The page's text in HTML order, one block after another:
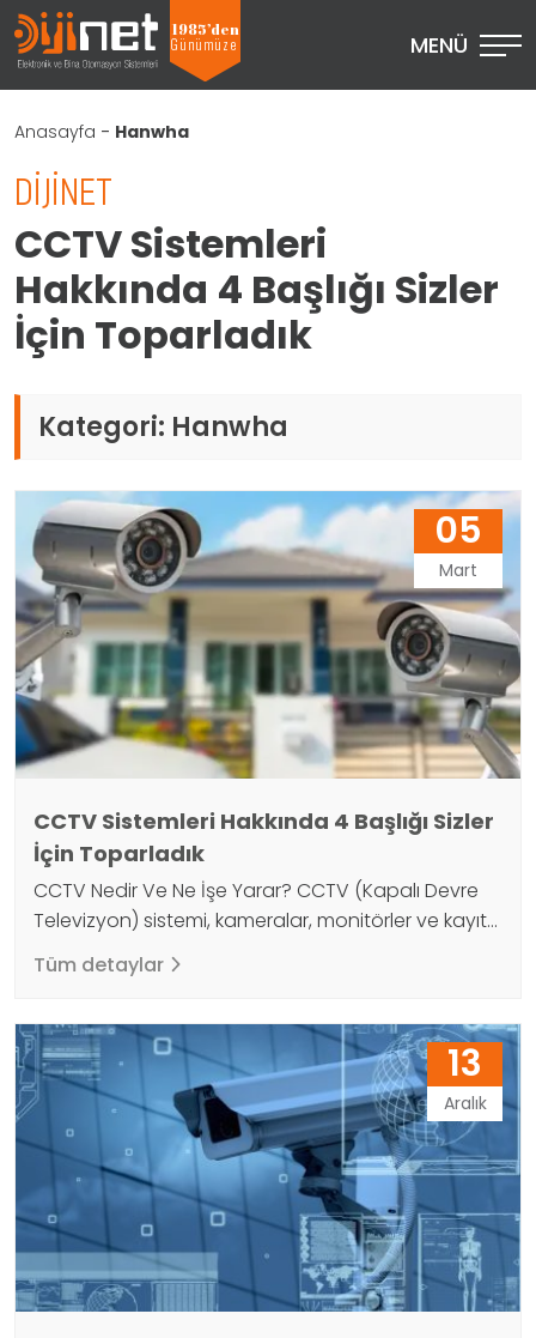
1985’den
Günümüze
MENÜ
Anasayfa - Hanwha
DIJINET
CCTV Sistemleri
Hakkında 4 Başlığı Sizler
İçin Toparladık
Kategori: Hanwha
05
Mart
CCTV Sistemleri Hakkında 4 Başlığı Sizler
İçin Toparladık
CCTV Nedir Ve Ne İşe Yarar? CCTV (Kapalı Devre
Televizyon) sistemi, kameralar, monitörler ve kayıt
cihazları gibi bir dizi teknolojik bileşenlerin
birleşmesiyle oluşan bir gözetim sistemidir. CCTV
ve kaydedilen görüntüleri daha sonra izlemek için
kullanılır. CCTV sistemleri, güvenlik ve gözetim
amaçları için geniş bir yelpazede kullanılır. Özellikle
işletmelerde, kamu…
Tüm detaylar
13
Aralık